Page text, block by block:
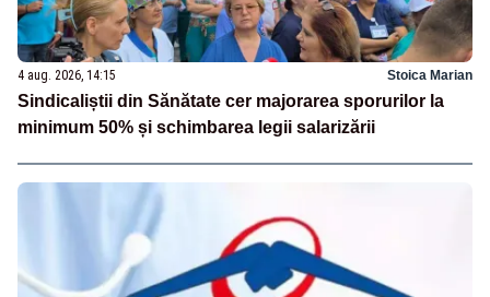
4 aug. 2026, 14:15 Stoica Marian
Sindicaliștii din Sănătate cer majorarea sporurilor la
minimum 50% și schimbarea legii salarizării